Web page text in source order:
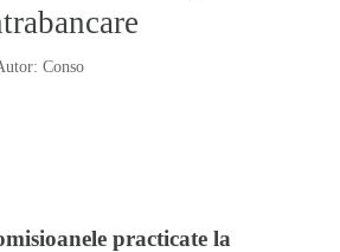
Conso
practicate la